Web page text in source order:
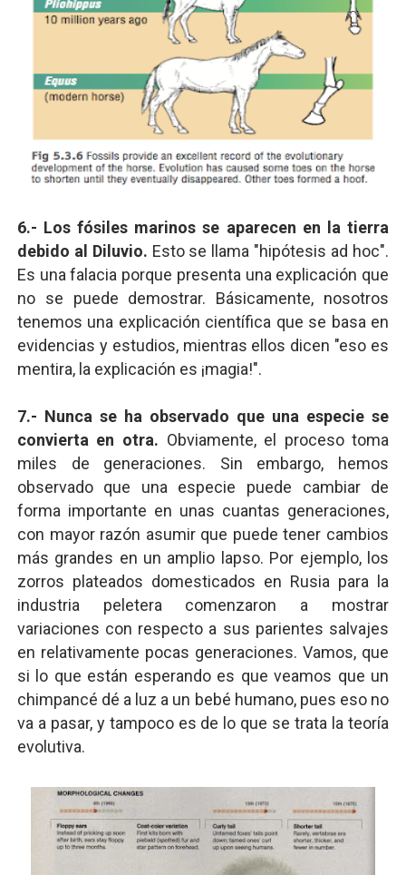
6.- Los fósiles marinos se aparecen en la tierra
debido al Diluvio. Esto se llama "hipótesis ad hoc".
Es una falacia porque presenta una explicación que
no se puede demostrar. Básicamente, nosotros
tenemos una explicación científica que se basa en
evidencias y estudios, mientras ellos dicen "eso es
mentira, la explicación es ¡magia!".
7.- Nunca se ha observado que una especie se
convierta en otra. Obviamente, el proceso toma
miles de generaciones. Sin embargo, hemos
observado que una especie puede cambiar de
forma importante en unas cuantas generaciones,
con mayor razón asumir que puede tener cambios
más grandes en un amplio lapso. Por ejemplo, los
zorros plateados domesticados en Rusia para la
industria peletera comenzaron a mostrar
variaciones con respecto a sus parientes salvajes
en relativamente pocas generaciones. Vamos, que
si lo que están esperando es que veamos que un
chimpancé dé a luz a un bebé humano, pues eso no
va a pasar, y tampoco es de lo que se trata la teoría
evolutiva.